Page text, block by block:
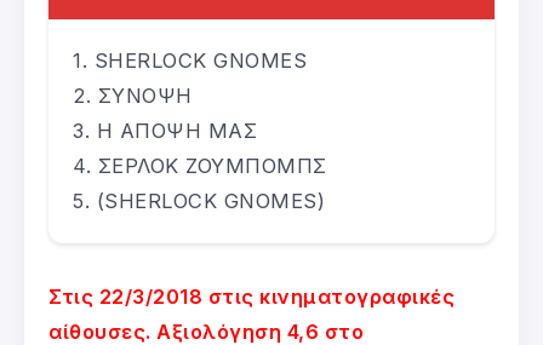
SHERLOCK GNOMES
ΣΥΝΟΨΗ
Η ΑΠΟΨΗ ΜΑΣ
ΣΕΡΛΟΚ ΖΟΥΜΠΟΜΠΣ
(SHERLOCK GNOMES)
Στις 22/3/2018 στις κινηματογραφικές
αίθουσες. Αξιολόγηση 4,6 στο